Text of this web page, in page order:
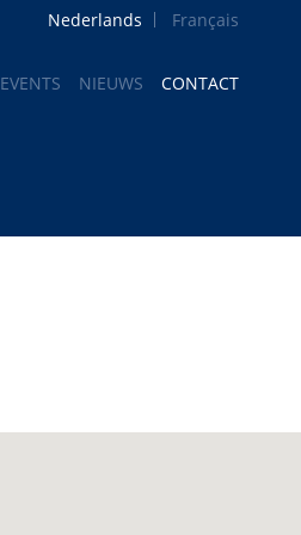
Nederlands Français
EVENTS NIEUWS CONTACT